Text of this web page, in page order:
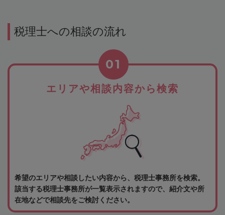
税理士への相談の流れ
エリアや相談内容から検索
01
希望のエリアや相談したい内容から、税理士事務所を検索。
該当する税理士事務所が一覧表示されますので、紹介文や所
在地などで相談先をご検討ください。